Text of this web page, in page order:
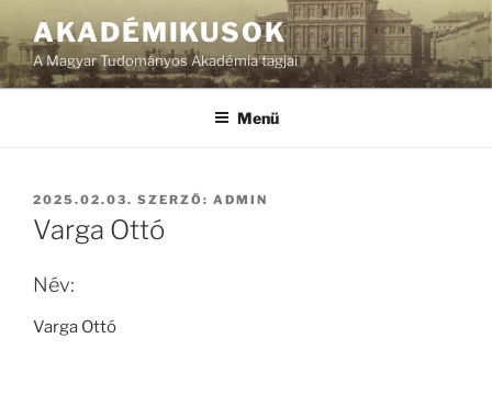
AKADÉMIKUSOK
A Magyar Tudományos Akadémia tagjai
Menü
BEKÜLDVE:
2025.02.03. SZERZŐ: ADMIN
Varga Ottó
Név:
Varga Ottó